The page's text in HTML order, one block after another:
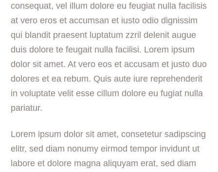
consequat, vel illum dolore eu feugiat nulla facilisis
at vero eros et accumsan et iusto odio dignissim
qui blandit praesent luptatum zzril delenit augue
duis dolore te feugait nulla facilisi. Lorem ipsum
dolor sit amet. At vero eos et accusam et justo duo
dolores et ea rebum. Quis aute iure reprehenderit
in voluptate velit esse cillum dolore eu fugiat nulla
pariatur.
Lorem ipsum dolor sit amet, consetetur sadipscing
elitr, sed diam nonumy eirmod tempor invidunt ut
labore et dolore magna aliquyam erat, sed diam